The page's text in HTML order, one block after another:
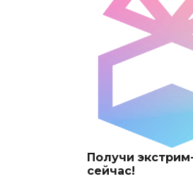
Получи
сейчас!